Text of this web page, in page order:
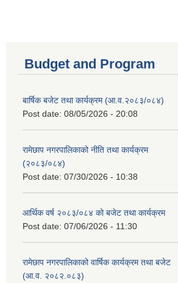
Budget and Program
बार्षिक बजेट तथा कार्यक्रम (आ.व.२०८३/०८४)
Post date: 08/05/2026 - 20:08
रामेछाप नगरपालिकाको नीति तथा कार्यक्रम
(२०८३/०८४)
Post date: 07/30/2026 - 10:38
आर्थिक वर्ष २०८३/०८४ को बजेट तथा कार्यक्रम
Post date: 07/06/2026 - 11:30
रामेछाप नगरपालिकाको वार्षिक कार्यक्रम तथा बजेट
(आ.व. २०८२.०८३)